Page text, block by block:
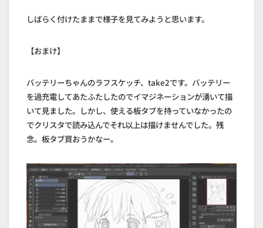
しばらく付けたままで様子を見てみようと思います。
【おまけ】
バッテリーちゃんのラフスケッチ、take2です。バッテリー
を過充電してあたふたしたのでイマジネーションが湧いて描
いて見ました。しかし、使える板タブを持っていなかったの
でクリスタで読み込んでそれ以上は描けませんでした。残
念。板タブ買おうかなー。